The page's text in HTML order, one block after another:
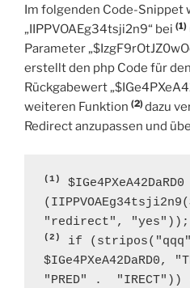
Im folgenden Code-Snippet
„IIPPVOAEg34tsji2n9“ bei (1)
Parameter
erstellt den php Code für
Rückgabewert
weiteren Funktion (2)dazu
Redirect anzupassen und
(1)
(2)
if
"PRED" .  "IRECT"))